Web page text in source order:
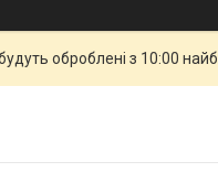
оброблені з 10:00